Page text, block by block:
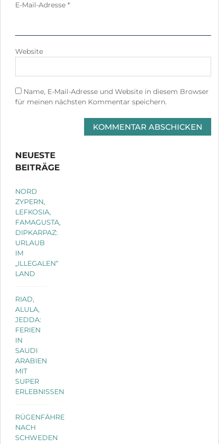
E-Mail-Adresse *
Website
Name, E-Mail-Adresse und Website in diesem Browser
für meinen nächsten Kommentar speichern.
NEUESTE
BEITRÄGE
NORD
ZYPERN,
LEFKOSIA,
FAMAGUSTA,
DIPKARPAZ:
URLAUB
IM
„ILLEGALEN“
LAND
RIAD,
ALULA,
JEDDA:
FERIEN
IN
SAUDI
ARABIEN
MIT
SUPER
ERLEBNISSEN
RÜGENFÄHRE
NACH
SCHWEDEN